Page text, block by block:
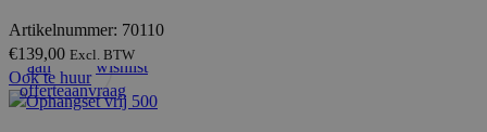
Artikelnummer: 70110
€139,00 Excl. BTW
Ook te huur
aan
offerteaanvraag
wishlist